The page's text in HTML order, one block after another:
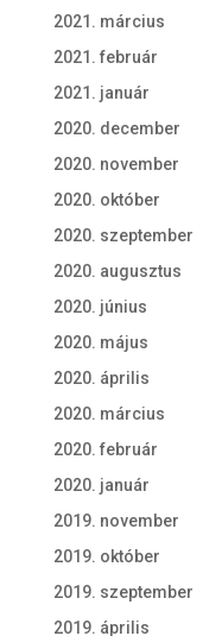
2021. március
2021. február
2021. január
2020. december
2020. november
2020. október
2020. szeptember
2020. augusztus
2020. június
2020. május
2020. április
2020. március
2020. február
2020. január
2019. november
2019. október
2019. szeptember
2019. április